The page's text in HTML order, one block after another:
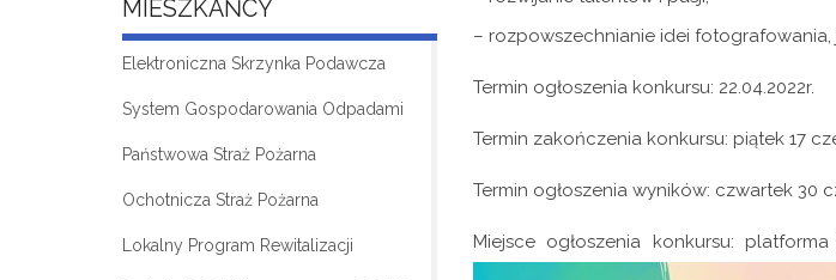
MIESZKAŃCY
Elektroniczna Skrzynka Podawcza
System Gospodarowania Odpadami
Państwowa Straż Pożarna
Ochotnicza Straż Pożarna
Lokalny Program Rewitalizacji
– rozpowszechnianie idei fotografowania,
Termin ogłoszenia konkursu: 22.04.2022r.
Termin zakończenia konkursu: piątek 17
Termin ogłoszenia wyników: czwartek 30
Miejsce ogłoszenia konkursu: platforma